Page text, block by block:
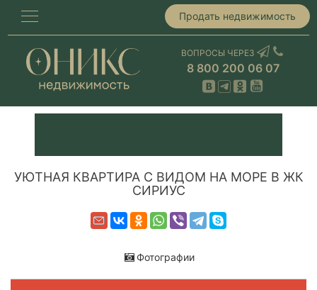
Продать недвижимость
ВОПРОСЫ ЧЕРЕЗ
8 800 200 06 07
УЮТНАЯ КВАРТИРА С ВИДОМ НА МОРЕ В ЖК
СИРИУС
Фотографии